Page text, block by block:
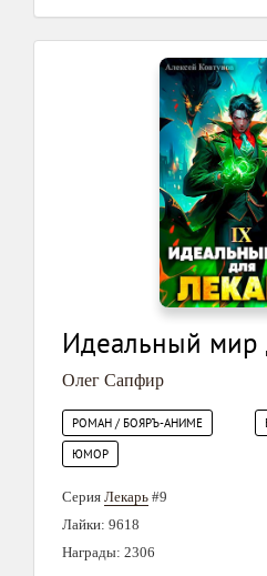
Идеальный мир
Олег Сапфир
РОМАН / БОЯРЪ-АНИМЕ
ЮМОР
Серия Лекарь #9
Лайки: 9618
Награды: 2306